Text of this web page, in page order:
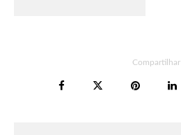
Compartilhar